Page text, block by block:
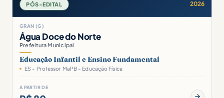
PÓS-EDITAL 2026
GRAN (G)
Água Doce do Norte
Prefeitura Municipal
Educação Infantil e Ensino Fundamental
ES - Professor MaPB - Educação Física
A PARTIR DE